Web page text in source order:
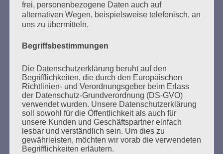
NACH:
MARATHONLESUNG AUS DEN
VERBRANNTEN BÜCHERN
frei, personenbezogene Daten auch auf
alternativen Wegen, beispielsweise telefonisch, an
uns zu übermitteln.
Begriffsbestimmungen
Die Datenschutzerklärung beruht auf den
Begrifflichkeiten, die durch den Europäischen
Richtlinien- und Verordnungsgeber beim Erlass
der Datenschutz-Grundverordnung (DS-GVO)
verwendet wurden. Unsere Datenschutzerklärung
soll sowohl für die Öffentlichkeit als auch für
unsere Kunden und Geschäftspartner einfach
lesbar und verständlich sein. Um dies zu
gewährleisten, möchten wir vorab die verwendeten
Begrifflichkeiten erläutern.